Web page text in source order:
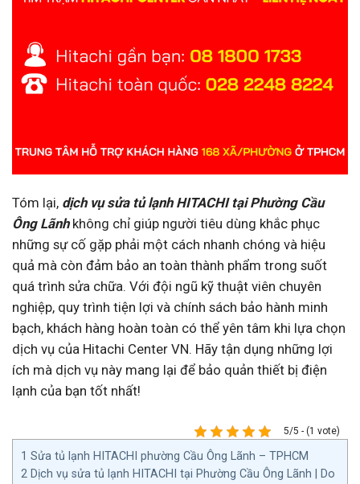
Tóm lại, dịch vụ sửa tủ lạnh HITACHI tại Phường Cầu
Ông Lãnhkhông chỉ giúp người tiêu dùng khắc phục
những sự cố gặp phải một cách nhanh chóng và hiệu
quả mà còn đảm bảo an toàn thành phẩm trong suốt
quá trình sửa chữa. Với đội ngũ kỹ thuật viên chuyên
nghiệp, quy trình tiện lợi và chính sách bảo hành minh
bạch, khách hàng hoàn toàn có thể yên tâm khi lựa chọn
dịch vụ của Hitachi Center VN. Hãy tận dụng những lợi
ích mà dịch vụ này mang lại để bảo quản thiết bị điện
lạnh của bạn tốt nhất!
5/5 - (1 vote)
1 Sửa tủ lạnh HITACHI phường Cầu Ông Lãnh – TPHCM
2 Dịch vụ sửa tủ lạnh HITACHI tại Phường Cầu Ông Lãnh | Do